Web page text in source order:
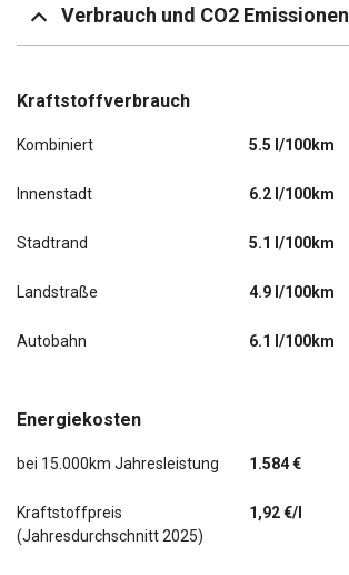
Verbrauch und CO2 Emissionen
Kraftstoffverbrauch
Kombiniert 5.5 l/100km
Innenstadt 6.2 l/100km
Stadtrand 5.1 l/100km
Landstraße 4.9 l/100km
Autobahn 6.1 l/100km
Energiekosten
bei 15.000km Jahresleistung 1.584 €
Kraftstoffpreis
(Jahresdurchschnitt 2025)
1,92 €/l